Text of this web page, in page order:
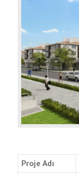
Proje Adı